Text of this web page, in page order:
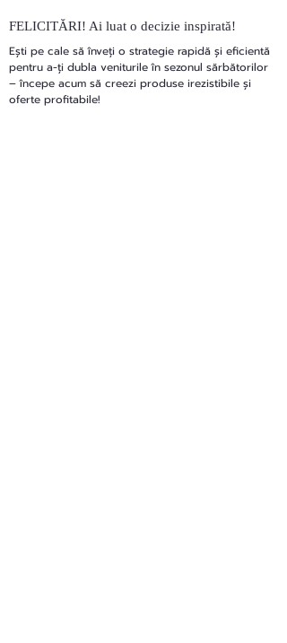
FELICITĂRI! Ai luat o decizie inspirată!
Ești pe cale să înveți o strategie rapidă și eficientă
pentru a-ți dubla veniturile în sezonul sărbătorilor
– începe acum să creezi produse irezistibile și
oferte profitabile!